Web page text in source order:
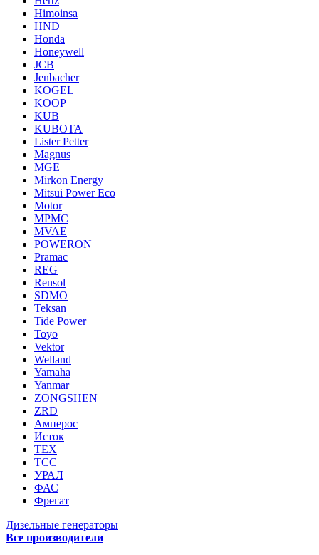
Himoinsa
HND
Honda
Honeywell
JCB
Jenbacher
KOGEL
KOOP
KUB
KUBOTA
Lister Petter
Magnus
MGE
Mirkon Energy
Mitsui Power Eco
Motor
MPMC
MVAE
POWERON
Pramac
REG
Rensol
SDMO
Teksan
Tide Power
Toyo
Vektor
Welland
Yamaha
Yanmar
ZONGSHEN
ZRD
Амперос
Исток
ТЕХ
ТСС
УРАЛ
ФАС
Фрегат
Дизельные генераторы
Все производители